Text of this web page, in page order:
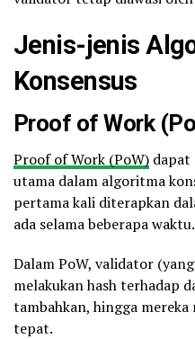
Jenis-jenis
Konsensus
Proof of Work
Proof of Work (PoW) dapat
utama dalam algoritma
pertama kali diterapkan
ada selama beberapa waktu.
Dalam PoW, validator
melakukan hash terhadap
tambahkan, hingga
tepat.